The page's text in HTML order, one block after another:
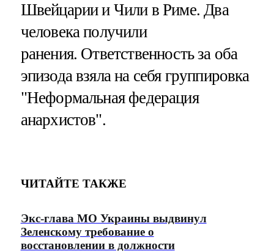
Швейцарии и Чили в Риме. Два
человека получили
ранения. Ответственность за оба
эпизода взяла на себя группировка
"Неформальная федерация
анархистов".
ЧИТАЙТЕ ТАКЖЕ
Экс-глава МО Украины выдвинул
Зеленскому требование о
восстановлении в должности